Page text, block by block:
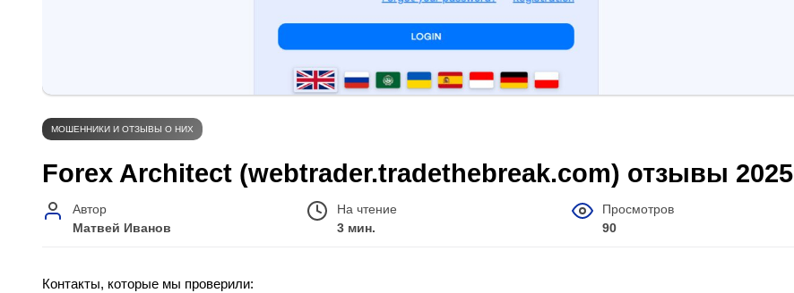
МОШЕННИКИ И ОТЗЫВЫ О НИХ
Forex Architect (webtrader.tradethebreak.com) отзывы 2025
Автор
Матвей Иванов
На чтение
3 мин.
Просмотров
90
Контакты, которые мы проверили: